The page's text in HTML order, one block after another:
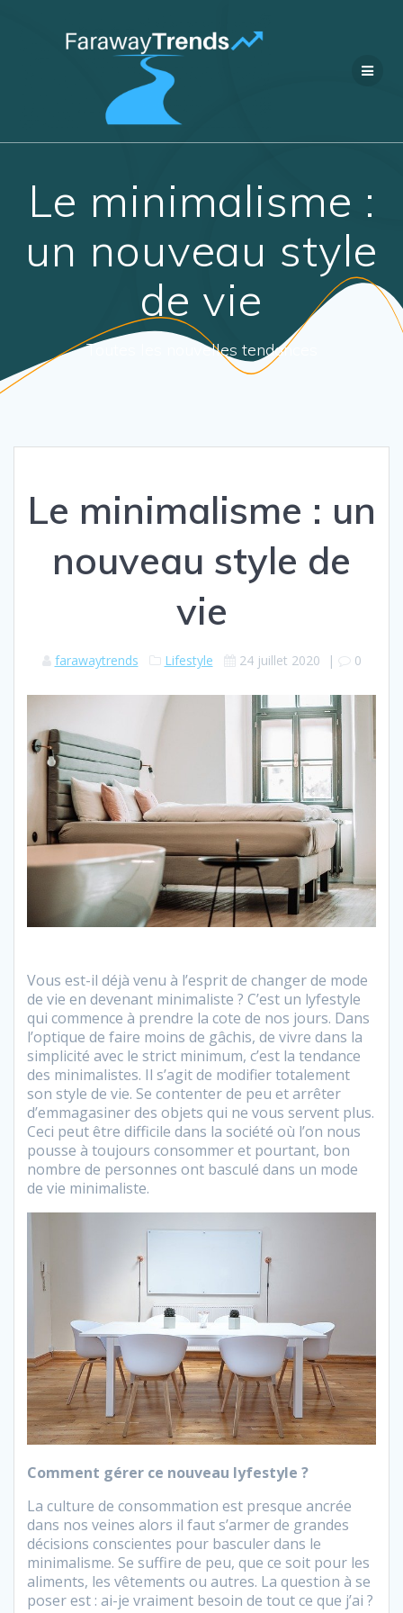
au
contenu
Le minimalisme :
un nouveau style
de vie
Toutes les nouvelles tendances
Le minimalisme : un
nouveau style de
vie
farawaytrends Lifestyle 24 juillet 2020 | 0
Vous est-il déjà venu à l’esprit de changer de mode
de vie en devenant minimaliste ? C’est un lyfestyle
qui commence à prendre la cote de nos jours. Dans
l’optique de faire moins de gâchis, de vivre dans la
simplicité avec le strict minimum, c’est la tendance
des minimalistes. Il s’agit de modifier totalement
son style de vie. Se contenter de peu et arrêter
d’emmagasiner des objets qui ne vous servent plus.
Ceci peut être difficile dans la société où l’on nous
pousse à toujours consommer et pourtant, bon
nombre de personnes ont basculé dans un mode
de vie minimaliste.
Comment gérer ce nouveau lyfestyle ?
La culture de consommation est presque ancrée
dans nos veines alors il faut s’armer de grandes
décisions conscientes pour basculer dans le
minimalisme. Se suffire de peu, que ce soit pour les
aliments, les vêtements ou autres. La question à se
poser est : ai-je vraiment besoin de tout ce que j’ai ?